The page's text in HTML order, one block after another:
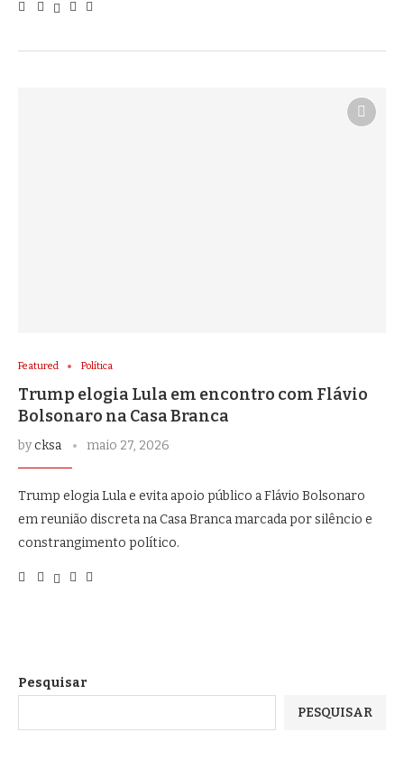
Featured Política
Trump elogia Lula em encontro com Flávio
Bolsonaro na Casa Branca
bycksa maio 27, 2026
Trump elogia Lula e evita apoio público a Flávio Bolsonaro
em reunião discreta na Casa Branca marcada por silêncio e
constrangimento político.
Pesquisar
PESQUISAR